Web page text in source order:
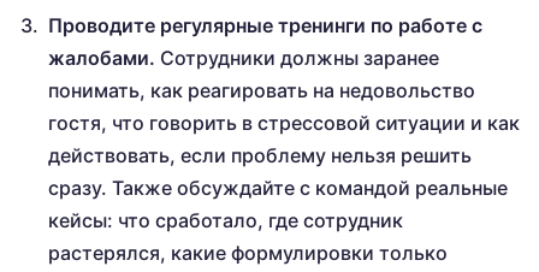
Проводите регулярные тренинги по работе с
жалобами. Сотрудники должны заранее
понимать, как реагировать на недовольство
гостя, что говорить в стрессовой ситуации и как
действовать, если проблему нельзя решить
сразу. Также обсуждайте с командой реальные
кейсы: что сработало, где сотрудник
растерялся, какие формулировки только